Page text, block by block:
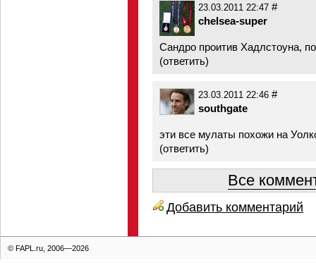
23.03.2011 22:47 #
chelsea-super
Сандро проитив Хадлстоуна,
(ответить)
23.03.2011 22:46 #
southgate
эти все мулаты похожи на
(ответить)
Все
Добавить комментарий
© FAPL.ru, 2006—2026